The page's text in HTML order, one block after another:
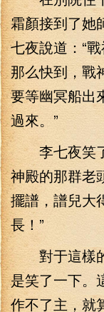
霜顏接到了她
七夜說道：“
那么快到，戰
要等幽冥船出
過來。”
李七夜笑了
神殿的那群老
擺譜，譜兒大
長！”
對于這樣的
是笑了一下。
作不了主，就